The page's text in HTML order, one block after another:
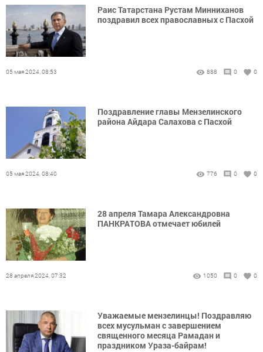
Раис Татарстана Рустам Минниханов
поздравил всех православных с Пасхой
05 мая 2024, 08:53 888 0 0
Поздравление главы Мензелинского
района Айдара Салахова с Пасхой
05 мая 2024, 08:40 776 0 0
28 апреля Тамара Александровна
ПАНКРАТОВА отмечает юбилей
28 апреля 2024, 07:32 1050 0 0
Уважаемые мензелинцы! Поздравляю
всех мусульман с завершением
священного месяца Рамадан и
праздником Ураза-байрам!